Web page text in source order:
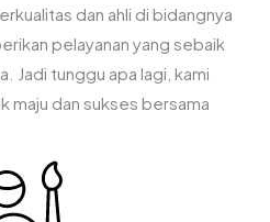
dan ahli di bidangnya
pelayanan yang sebaik
Jadi tunggu apa lagi, kami
maju dan sukses bersama